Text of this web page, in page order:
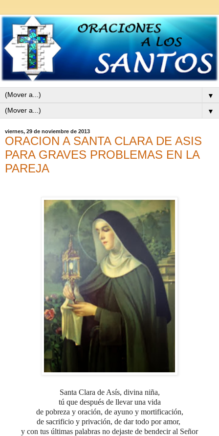
▼
▼
viernes, 29 de noviembre de 2013
ORACION A SANTA CLARA DE ASIS
PARA GRAVES PROBLEMAS EN LA
PAREJA
Santa Clara de Asís, divina niña,
tú que después de llevar una vida
de pobreza y oración, de ayuno y mortificación,
de sacrificio y privación, de dar todo por amor,
y con tus últimas palabras no dejaste de bendecir al Señor